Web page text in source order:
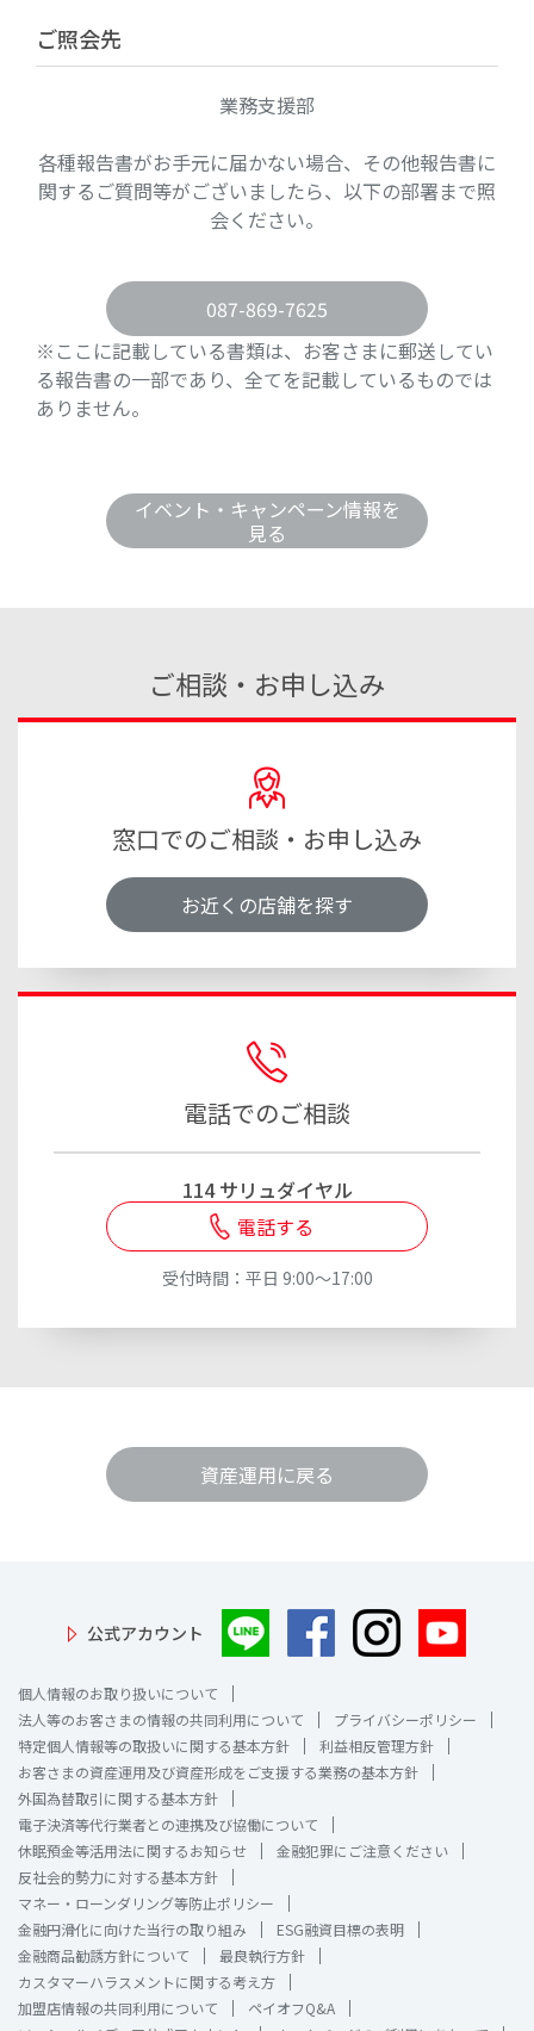
ご照会先
業務支援部
各種報告書がお手元に届かない場合、その他報告書に
関するご質問等がございましたら、以下の部署まで照
会ください。
087-869-7625
※ここに記載している書類は、お客さまに郵送してい
る報告書の一部であり、全てを記載しているものでは
ありません。
イベント・キャンペーン情報を
見る
ご相談・お申し込み
窓口でのご相談・お申し込み
お近くの店舗を探す
電話でのご相談
114 サリュダイヤル
電話する
受付時間：平日 9:00～17:00
資産運用に戻る
公式アカウント
個人情報のお取り扱いについて
法人等のお客さまの情報の共同利用について
プライバシーポリシー
特定個人情報等の取扱いに関する基本方針
利益相反管理方針
お客さまの資産運用及び資産形成をご支援する業務の基本方針
外国為替取引に関する基本方針
電子決済等代行業者との連携及び協働について
休眠預金等活用法に関するお知らせ
金融犯罪にご注意ください
反社会的勢力に対する基本方針
マネー・ローンダリング等防止ポリシー
金融円滑化に向けた当行の取り組み
ESG融資目標の表明
金融商品勧誘方針について
最良執行方針
カスタマーハラスメントに関する考え方
加盟店情報の共同利用について
ペイオフQ&A